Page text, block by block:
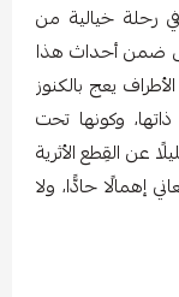
رحلة خيالية من
ضمن أحداث هذا
يعج بالكنوز
وكونها تحت
عن القِطع الأثرية
إهمالًا حادًّا، ولا